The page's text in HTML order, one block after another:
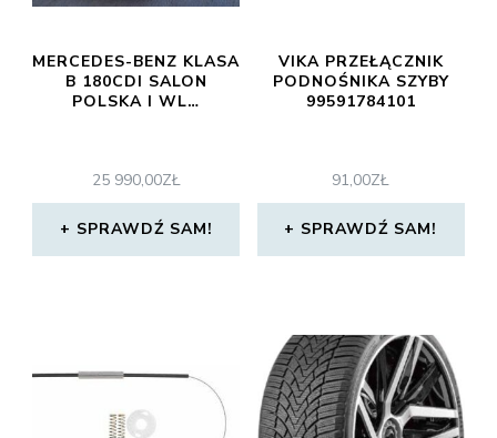
MERCEDES-BENZ KLASA
B 180CDI SALON
POLSKA I WL…
25 990,00ZŁ
SPRAWDŹ SAM!
VIKA PRZEŁĄCZNIK
PODNOŚNIKA SZYBY
99591784101
91,00ZŁ
SPRAWDŹ SAM!